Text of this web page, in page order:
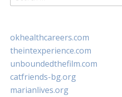
for:
okhealthcareers.com
theintexperience.com
unboundedthefilm.com
catfriends-bg.org
marianlives.org